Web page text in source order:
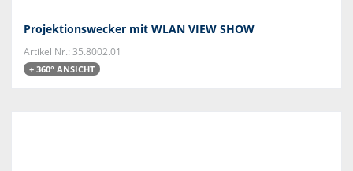
Projektionswecker mit WLAN VIEW SHOW
Artikel Nr.: 35.8002.01
+ 360° ANSICHT